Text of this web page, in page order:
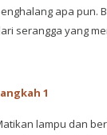
apa pun.
serangga yang
1
lampu dan